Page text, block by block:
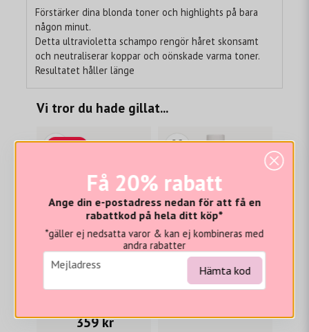
Vi tror du hade gillat...
UNITE
Unite BLONDA fix
359 kr
UNITE
Unite BOING defining curl cream 236 ml
Förstärker dina blonda toner och highlights på bara
någon minut.
Detta ultravioletta schampo rengör håret skonsamt
och neutraliserar koppar och oönskade varma toner.
Resultatet håller länge
Få 20% rabatt
Ange din e-postadress nedan för att få en
rabattkod på hela ditt köp*
*gäller ej nedsatta varor & kan ej kombineras med
andra rabatter
email
Mejladress Hämta kod